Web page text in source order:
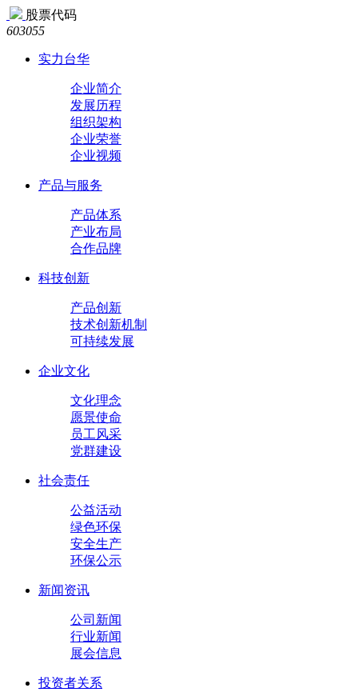
股票代码
603055
实力台华
企业简介
发展历程
组织架构
企业荣誉
企业视频
产品与服务
产品体系
产业布局
合作品牌
科技创新
产品创新
技术创新机制
可持续发展
企业文化
文化理念
愿景使命
员工风采
党群建设
社会责任
公益活动
绿色环保
安全生产
环保公示
新闻资讯
公司新闻
行业新闻
展会信息
投资者关系